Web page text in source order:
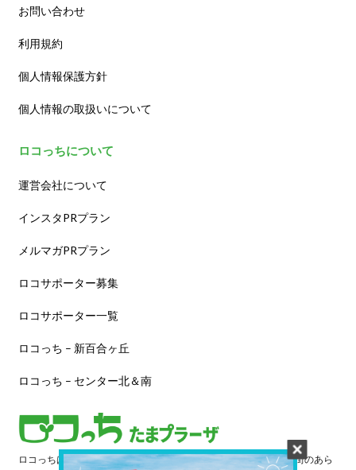
お問い合わせ
利用規約
個人情報保護方針
個人情報の取扱いについて
ロコっちについて
運営会社について
インスタPRプラン
メルマガPRプラン
ロコサポーター募集
ロコサポーター一覧
ロコっち – 新百合ヶ丘
ロコっち – センター北＆南
ロコっちは、あなたのジモト体験を豊かにする情報サイトです。街のあら